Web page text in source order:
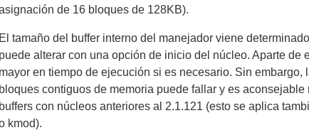
de 16 bloques de 128KB).
El tamaño del buffer interno del manejador viene
puede alterar con una opción de inicio del núcleo. Aparte de
mayor en tiempo de ejecución si es necesario. Sin
bloques contiguos de memoria puede fallar y es
buffers con núcleos anteriores al 2.1.121 (esto se aplica
kmod).